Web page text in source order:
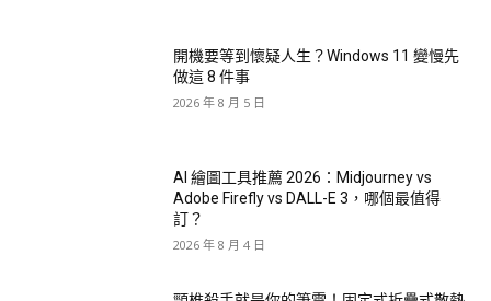
開機要等到懷疑人生？Windows 11 變慢先
做這 8 件事
2026 年 8 月 5 日
AI 繪圖工具推薦 2026：Midjourney vs
Adobe Firefly vs DALL-E 3，哪個最值得
訂？
2026 年 8 月 4 日